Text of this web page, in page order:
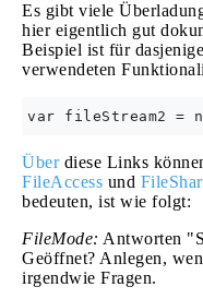
Es gibt viele
hier eigentlich gut
Beispiel ist für
verwendeten
Überdiese Links
FileAccess und
bedeuten, ist wie folgt:
FileMode: Antworten
Geöffnet? Anlegen,
irgendwie Fragen.